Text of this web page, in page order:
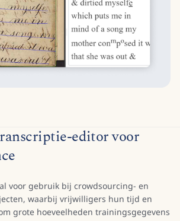
editor voor
voor gebruik bij crowdsourcing- en
waarbij vrijwilligers hun tijd en
grote hoeveelheden trainingsgegevens